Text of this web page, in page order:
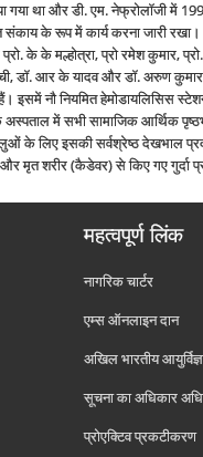
गया था और डी. एम. नेफ्रोलॉजी
के रूप में कार्य करना जारी
के के मल्होत्रा, प्रो रमेश कुमार,
डॉ. आर के यादव और डॉ. अरुण
इसमें नौ नियमित हेमोडायलिसिस
अस्पताल में सभी सामाजिक आर्थिक
लिए इसकी सर्वश्रेष्ठ देखभाल
मृत शरीर (कैडेवर) से किए गए गुर्दा
महत्वपूर्ण लिंक
नागरिक चार्टर
एम्स ऑनलाइन दान
अखिल भारतीय
सूचना का अधिकार
प्रोएक्टिव प्रकटीकरण